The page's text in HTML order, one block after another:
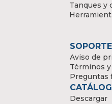
Tanques y
SOPORTE
Aviso de
Términos
Preguntas
Descargar